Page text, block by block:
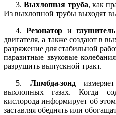
3.Выхлопная труба, как
Из выхлопной трубы выходят
4.Резонатор иглушитель
двигателя, а также создают в
разряжение для стабильной
паразитные звуковые
разрушить выпускной тракт.
5. Лямбда-зонд
выхлопных газах. Когда
кислорода информирует об
заставляя обеднять или